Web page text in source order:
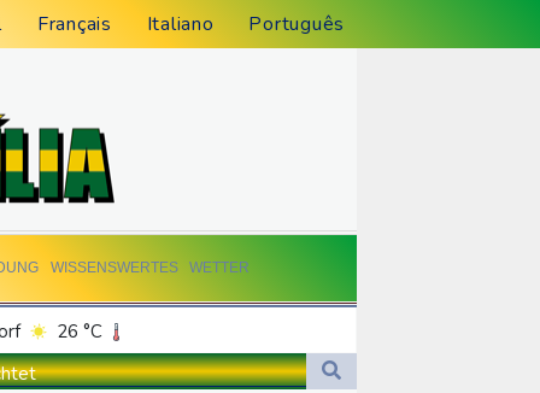
Français Italiano Português
WISSENSWERTES WETTER
26 °C
Dortmund
26 °C